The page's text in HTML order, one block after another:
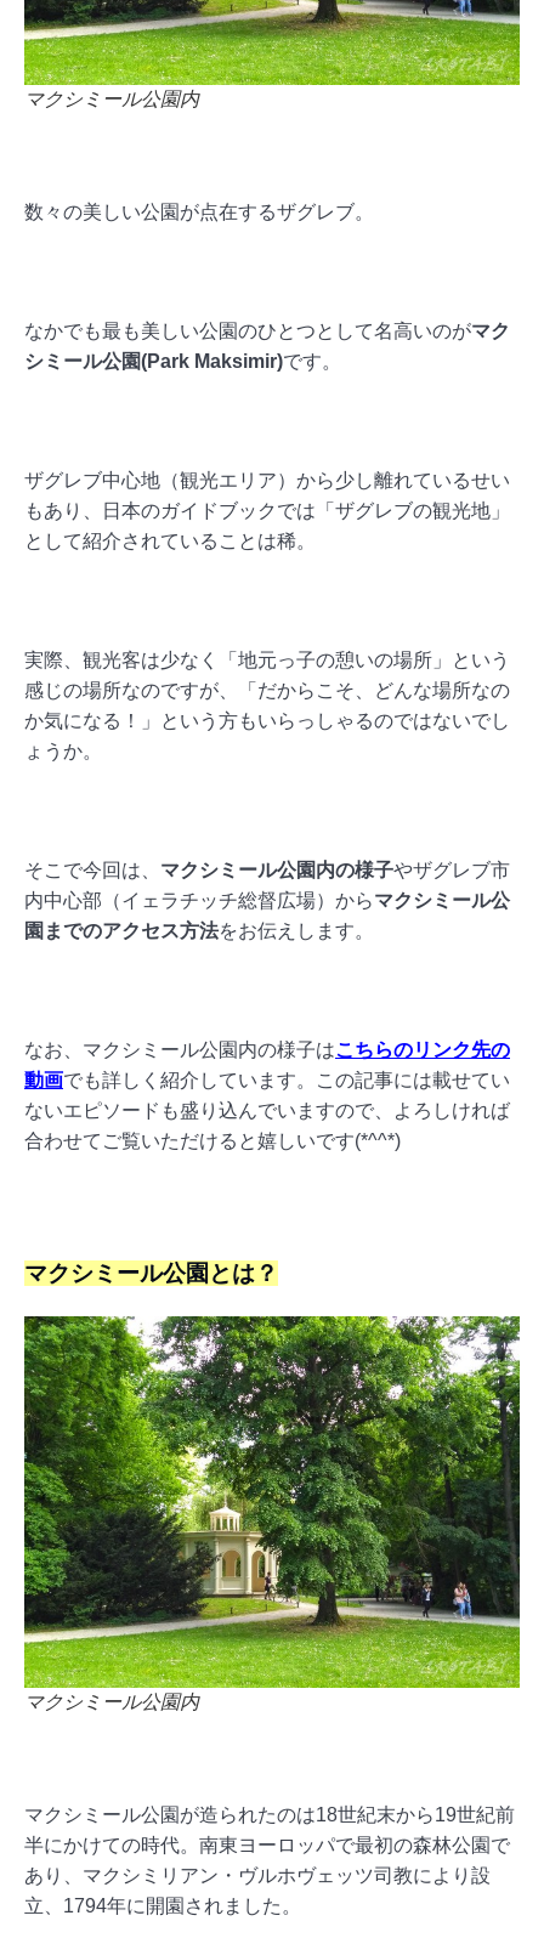
マクシミール公園内
数々の美しい公園が点在するザグレブ。
なかでも最も美しい公園のひとつとして名高いのがマク
シミール公園(Park Maksimir)です。
ザグレブ中心地（観光エリア）から少し離れているせい
もあり、日本のガイドブックでは「ザグレブの観光地」
として紹介されていることは稀。
実際、観光客は少なく「地元っ子の憩いの場所」という
感じの場所なのですが、「だからこそ、どんな場所なの
か気になる！」という方もいらっしゃるのではないでし
ょうか。
そこで今回は、 マクシミール公園内の様子やザグレブ市
内中心部（イェラチッチ総督広場）からマクシミール公
園までのアクセス方法をお伝えします。
なお、マクシミール公園内の様子はこちらのリンク先の
動画でも詳しく紹介しています。この記事には載せてい
ないエピソードも盛り込んでいますので、よろしければ
合わせてご覧いただけると嬉しいです(*^^*)
マクシミール公園とは？
マクシミール公園内
マクシミール公園が造られたのは18世紀末から19世紀前
半にかけての時代。南東ヨーロッパで最初の森林公園で
あり、マクシミリアン・ヴルホヴェッツ司教により設
立、1794年に開園されました。